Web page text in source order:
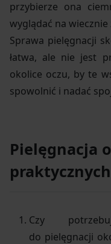
przybierze ona
wyglądać na wiecznie
Sprawa pielęgnacji
łatwa, ale nie jest
okolice oczu, by te
spowolnić i nadać
Pielęgnacja
Czy
do pielęgnacji